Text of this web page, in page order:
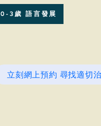
0-3歲 語言發展
立刻網上預約 尋找適切